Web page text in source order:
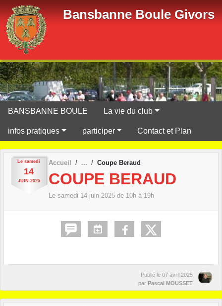
Bansbanne Boule Givors
BANSBANNE BOULE La vie du club
infos pratiques participer Contact et Plan
Le samedi
14
JUIN 2025
Accueil Coupe Beraud
COUPE BERAUD
Le samedi 14 juin 2025 de 10h à 19h
Publié le 07 avril 2025
par Pascal MOUSSET
Panneau de gestion des cookies